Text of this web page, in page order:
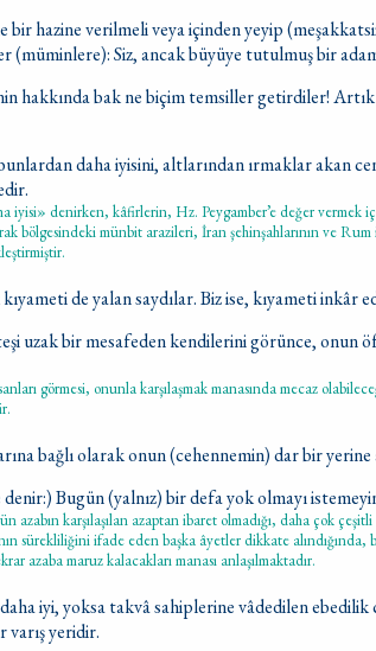
bir hazine verilmeli veya içinden yeyip
(müminlere): Siz, ancak büyüye tutulmuş bir
hakkında bak ne biçim temsiller getirdiler!
daha iyisini, altlarından ırmaklar akan
iyisi» denirken, kâfirlerin, Hz. Peygamber’e değer vermek
bölgesindeki münbit arazileri, İran şehinşahlarının ve Rum
de yalan saydılar. Biz ise, kıyameti inkâr
uzak bir mesafeden kendilerini görünce, onun
görmesi, onunla karşılaşmak manasında mecaz
bağlı olarak onun (cehennemin) dar bir
Bugün (yalnız) bir defa yok olmayı
azabın karşılaşılan azaptan ibaret olmadığı, daha çok
sürekliliğini ifade eden başka âyetler dikkate
azaba maruz kalacakları manası anlaşılmaktadır.
iyi, yoksa takvâ sahiplerine vâdedilen
varış yeridir.